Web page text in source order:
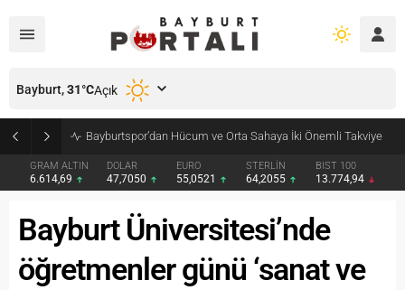
Bayburt’ta Minik Öğrencilere Jandarma Mesleği Tanıtıldı
GRAM ALTIN
6.614,69
DOLAR
47,7050
EURO
55,0521
STERLİN
64,2055
BIST 100
13.774,94
Bayburt,31°CAçık
Bayburt Üniversitesi’nde
öğretmenler günü ‘sanat ve